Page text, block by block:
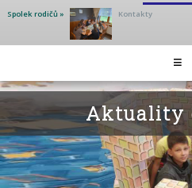
Spolek rodičů » Kontakty
≡
Co nás čeká
Základní informace
Dokumenty
Fotogalerie
Aktuality